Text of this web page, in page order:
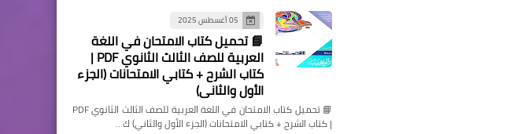
05 أغسطس 2025
📘 تحميل كتاب الامتحان في اللغة
العربية للصف الثالث الثانوي PDF |
كتاب الشرح + كتابي الامتحانات (الجزء
الأول والثاني)
📘 تحميل كتاب الامتحان في اللغة العربية للصف الثالث الثانوي PDF
| كتاب الشرح + كتابي الامتحانات (الجزء الأول والثاني) ك…